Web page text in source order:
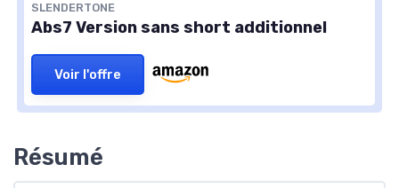
SLENDERTONE
Abs7 Version sans short additionnel
Voir l'offre
Résumé